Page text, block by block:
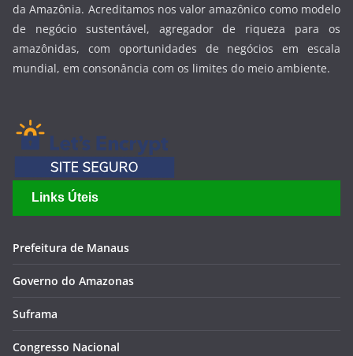
da Amazônia. Acreditamos nos valor amazônico como modelo
de negócio sustentável, agregador de riqueza para os
amazônidas, com oportunidades de negócios em escala
mundial, em consonância com os limites do meio ambiente.
Links Úteis
Prefeitura de Manaus
Governo do Amazonas
Suframa
Congresso Nacional